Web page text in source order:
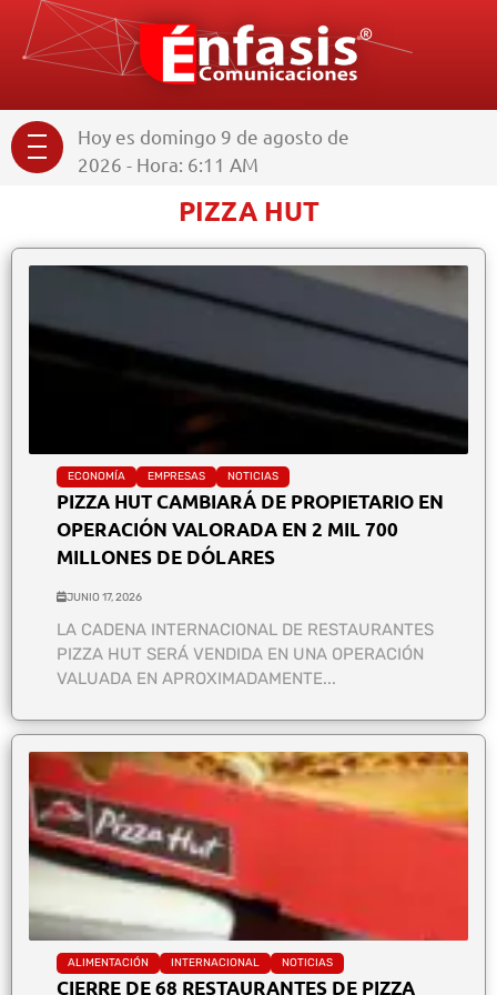
Hoy es domingo 9 de agosto de
2026 - Hora: 6:11 AM
PIZZA HUT
ECONOMÍA EMPRESAS NOTICIAS
PIZZA HUT CAMBIARÁ DE PROPIETARIO EN
OPERACIÓN VALORADA EN 2 MIL 700
MILLONES DE DÓLARES
JUNIO 17, 2026
LA CADENA INTERNACIONAL DE RESTAURANTES
PIZZA HUT⁠ SERÁ VENDIDA EN UNA OPERACIÓN
VALUADA EN APROXIMADAMENTE...
ALIMENTACIÓN INTERNACIONAL NOTICIAS
CIERRE DE 68 RESTAURANTES DE PIZZA